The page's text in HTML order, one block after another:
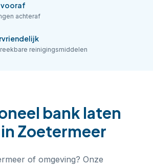
vooraf
achteraf
reinigingsmiddelen
bank laten
in Zoetermeer
of omgeving? Onze